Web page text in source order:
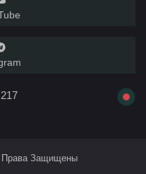
Защищены